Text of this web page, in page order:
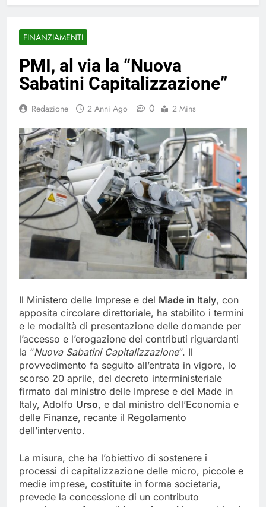
FINANZIAMENTI
PMI, al via la “Nuova
Sabatini Capitalizzazione”
Redazione 2 Anni Ago 0 2 Mins
Il Ministero delle Imprese e del Made in Italy, con
apposita circolare direttoriale, ha stabilito i termini
e le modalità di presentazione delle domande per
l’accesso e l’erogazione dei contributi riguardanti
la “Nuova Sabatini Capitalizzazione“. Il
provvedimento fa seguito all’entrata in vigore, lo
scorso 20 aprile, del decreto interministeriale
firmato dal ministro delle Imprese e del Made in
Italy, Adolfo Urso, e dal ministro dell’Economia e
delle Finanze, recante il Regolamento
dell’intervento.
La misura, che ha l’obiettivo di sostenere i
processi di capitalizzazione delle micro, piccole e
medie imprese, costituite in forma societaria,
prevede la concessione di un contributo